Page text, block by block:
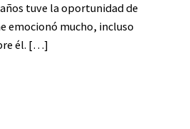
tuve la oportunidad de
emocionó mucho, incluso
él. […]